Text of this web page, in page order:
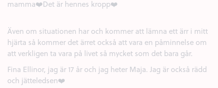
mamma❤️Det är hennes kropp❤️
Även om situationen har och kommer att lämna ett ärr i mitt
hjärta så kommer det ärret också att vara en påminnelse om
att verkligen ta vara på livet så mycket som det bara går.
Fina Ellinor, jag är 17 år och jag heter Maja. Jag är också rädd
och jätteledsen❤️